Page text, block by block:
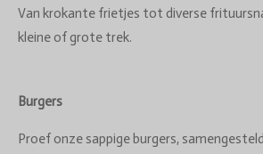
Van krokante frietjes tot diverse
kleine of grote trek.
Burgers
Proef onze sappige burgers,